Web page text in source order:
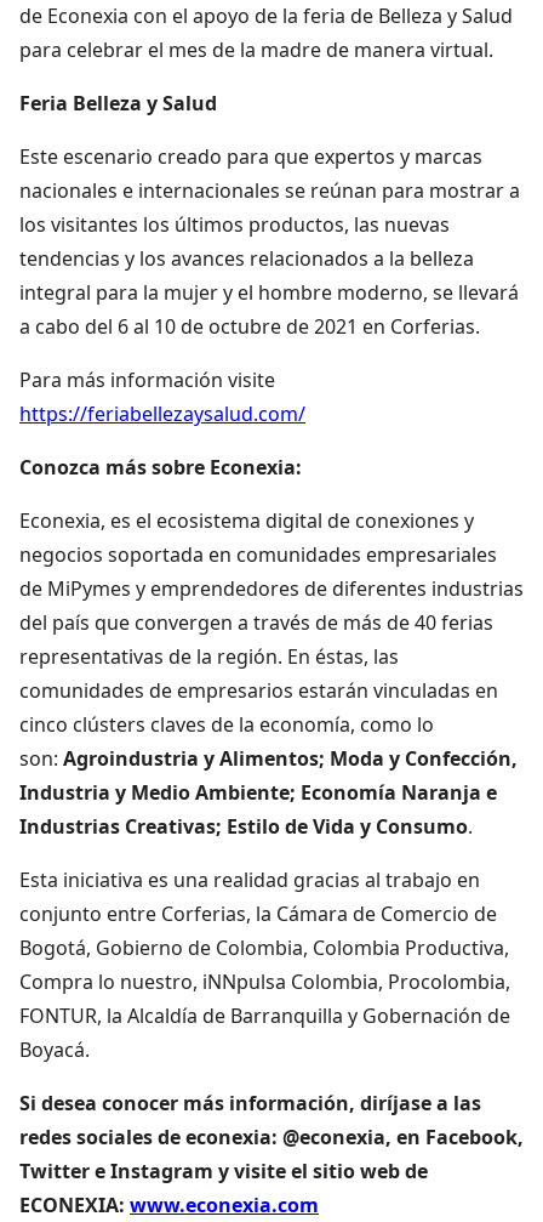
de Econexia con el apoyo de la feria de Belleza y Salud
para celebrar el mes de la madre de manera virtual.
Feria Belleza y Salud
Este escenario creado para que expertos y marcas
nacionales e internacionales se reúnan para mostrar a
los visitantes los últimos productos, las nuevas
tendencias y los avances relacionados a la belleza
integral para la mujer y el hombre moderno, se llevará
a cabo del 6 al 10 de octubre de 2021 en Corferias.
Para más información visite
https://feriabellezaysalud.com/
Conozca más sobre Econexia:
Econexia, es el ecosistema digital de conexiones y
negocios soportada en comunidades empresariales
de MiPymes y emprendedores de diferentes industrias
del país que convergen a través de más de 40 ferias
representativas de la región. En éstas, las
comunidades de empresarios estarán vinculadas en
cinco clústers claves de la economía, como lo
son: Agroindustria y Alimentos; Moda y Confección,
Industria y Medio Ambiente; Economía Naranja e
Industrias Creativas; Estilo de Vida y Consumo.
Esta iniciativa es una realidad gracias al trabajo en
conjunto entre Corferias, la Cámara de Comercio de
Bogotá, Gobierno de Colombia, Colombia Productiva,
Compra lo nuestro, iNNpulsa Colombia, Procolombia,
FONTUR, la Alcaldía de Barranquilla y Gobernación de
Boyacá.
Si desea conocer más información, diríjase a las
redes sociales de econexia: @econexia, en Facebook,
Twitter e Instagram y visite el sitio web de
ECONEXIA: www.econexia.com